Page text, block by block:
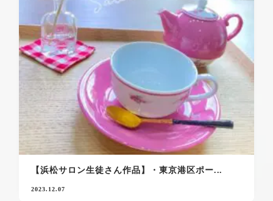
【浜松サロン生徒さん作品】・東京港区ポー...
2023.12.07